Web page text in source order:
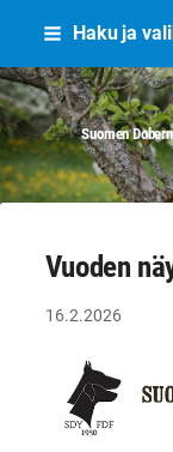
Siirry
sisältöön
Haku ja
Suomen
Vuoden
16.2.2026